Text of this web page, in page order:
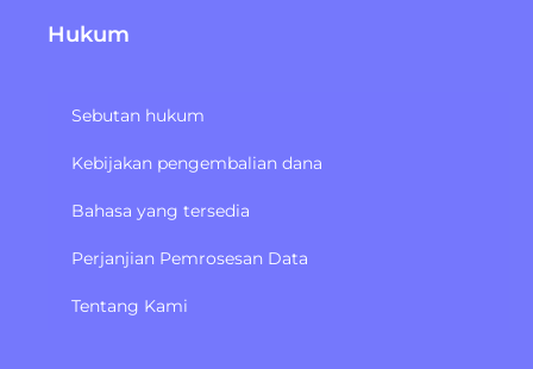
Hukum
Sebutan hukum
Kebijakan pengembalian dana
Bahasa yang tersedia
Perjanjian Pemrosesan Data
Tentang Kami